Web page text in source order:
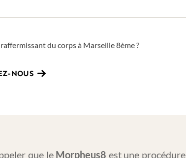
du corps à Marseille 8ème ?
NOUS
que le Morpheus8 est une procédure